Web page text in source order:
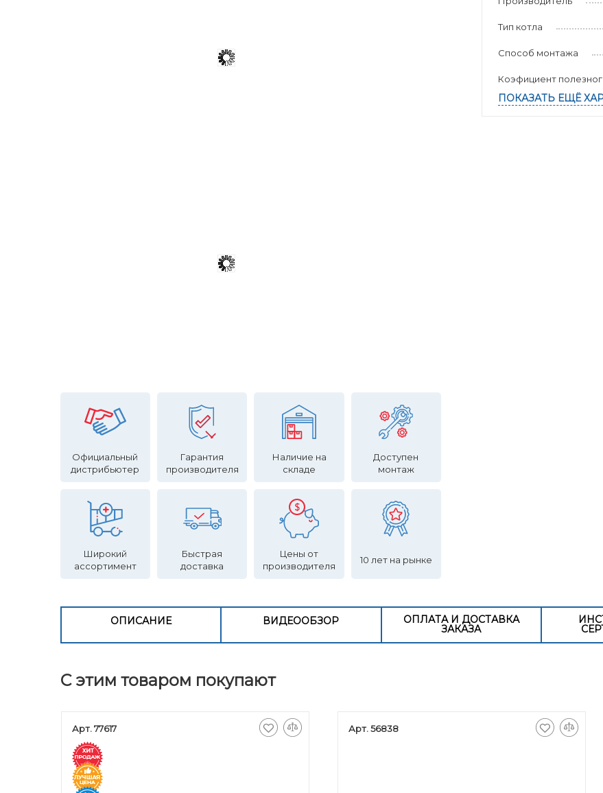
Официальный
дистрибьютер
Гарантия
производителя
Наличие на
складе
Доступен
монтаж
Широкий
ассортимент
Быстрая
доставка
Цены от
производителя
10 лет на рынке
Тип котла
Способ монтажа
Коэфициент
ПОКАЗАТЬ ЕЩЁ
ОПИСАНИЕ ВИДЕООБЗОР ОПЛАТА И ДОСТАВКА
ЗАКАЗА
С этим товаром покупают
Арт. 77617 Арт. 56838